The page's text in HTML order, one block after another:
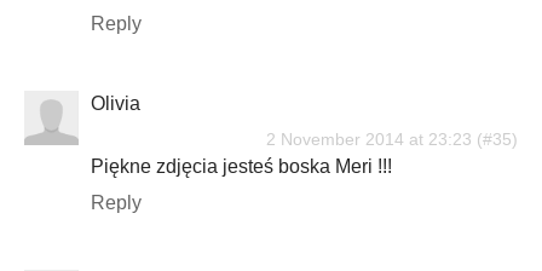
Reply
Olivia
2 November 2014 at 23:23
Piękne zdjęcia jesteś boska Meri !!!
Reply